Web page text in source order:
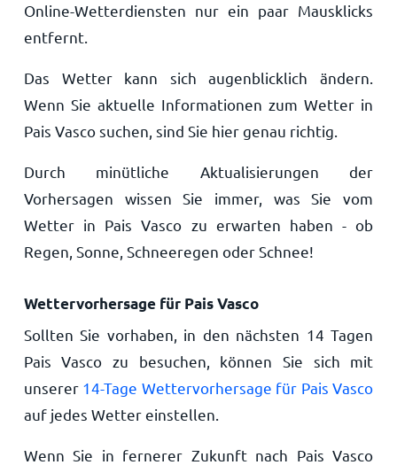
Online-Wetterdiensten nur ein paar Mausklicks
entfernt.
Das Wetter kann sich augenblicklich ändern.
Wenn Sie aktuelle Informationen zum Wetter in
Pais Vasco suchen, sind Sie hier genau richtig.
Durch minütliche Aktualisierungen der
Vorhersagen wissen Sie immer, was Sie vom
Wetter in Pais Vasco zu erwarten haben - ob
Regen, Sonne, Schneeregen oder Schnee!
Wettervorhersage für Pais Vasco
Sollten Sie vorhaben, in den nächsten 14 Tagen
Pais Vasco zu besuchen, können Sie sich mit
unserer 14-Tage Wettervorhersage für Pais Vasco
auf jedes Wetter einstellen.
Wenn Sie in fernerer Zukunft nach Pais Vasco